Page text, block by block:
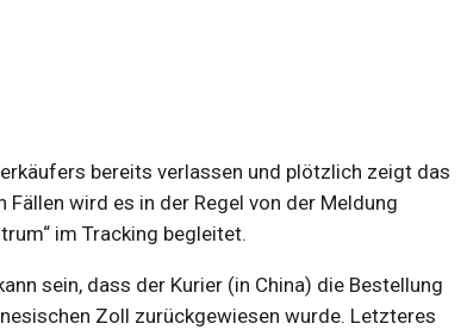
bereits verlassen und plötzlich zeigt das
wird es in der Regel von der Meldung
im Tracking begleitet.
sein, dass der Kurier (in China) die Bestellung
Zoll zurückgewiesen wurde. Letzteres